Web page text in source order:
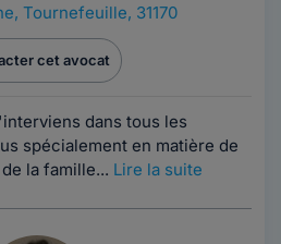
, Tournefeuille, 31170
cet avocat
dans tous les
spécialement en matière de
la famille... Lire la suite